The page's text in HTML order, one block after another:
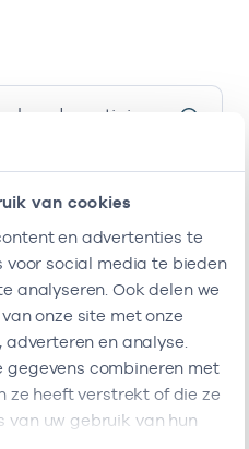
van cookies
en advertenties te
voor social media te bieden
analyseren. Ook delen we
onze site met onze
en analyse.
gegevens combineren met
ze heeft verstrekt of die ze
van uw gebruik van hun
vestigingen
vestigingen
AGB-code
met
code Start